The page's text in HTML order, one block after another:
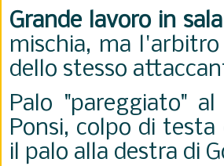
Grande lavoro in
mischia, ma
dello stesso
Palo "pareggiato"
Ponsi, colpo di testa
il palo alla destra di